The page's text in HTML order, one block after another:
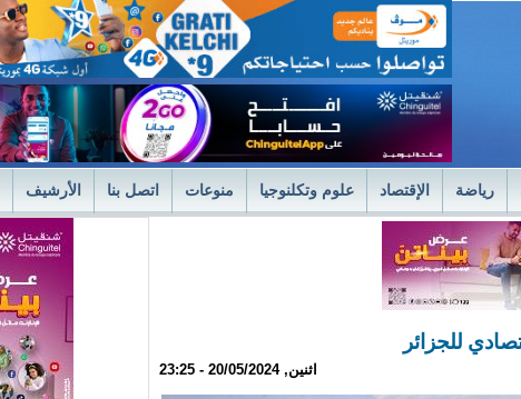
رياضة الإقتصاد علوم وتكلنوجيا منوعات اتصل بنا الأرشيف
يعلن استئناف علاج حصى الكلى بتقنية الليزر الحديثة
اجتماعا استثنائيا للديوان الموسع لتسليم جوائز "التميز" في نسختها الأولى 2024
اثنين, 20/05/2024 - 23:25